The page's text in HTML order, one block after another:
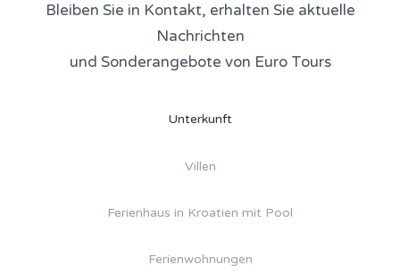
Bleiben Sie in Kontakt, erhalten Sie aktuelle
Nachrichten
und Sonderangebote von Euro Tours
Unterkunft
Villen
Ferienhaus in Kroatien mit Pool
Ferienwohnungen